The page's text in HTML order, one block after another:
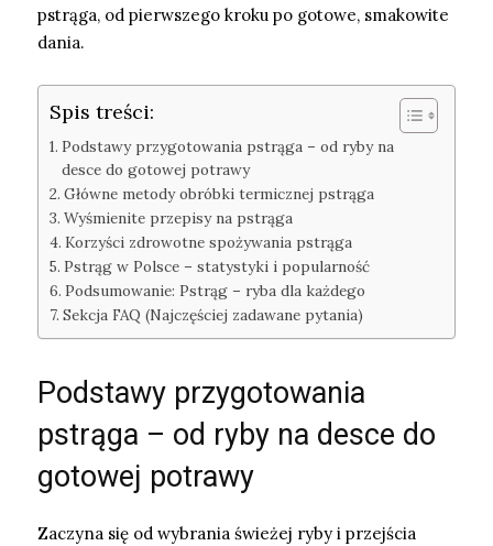
pstrąga, od pierwszego kroku po gotowe, smakowite
dania.
Spis treści:
Podstawy przygotowania pstrąga – od ryby na
desce do gotowej potrawy
Główne metody obróbki termicznej pstrąga
Wyśmienite przepisy na pstrąga
Korzyści zdrowotne spożywania pstrąga
Pstrąg w Polsce – statystyki i popularność
Podsumowanie: Pstrąg – ryba dla każdego
Sekcja FAQ (Najczęściej zadawane pytania)
Podstawy przygotowania
pstrąga – od ryby na desce do
gotowej potrawy
Zaczyna się od wybrania świeżej ryby i przejścia